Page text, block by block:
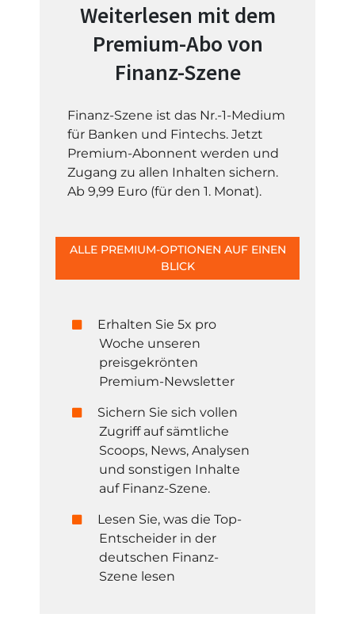
Weiterlesen mit dem
Premium-Abo von
Finanz-Szene
Finanz-Szene ist das Nr.-1-Medium
für Banken und Fintechs. Jetzt
Premium-Abonnent werden und
Zugang zu allen Inhalten sichern.
Ab 9,99 Euro (für den 1. Monat).
ALLE PREMIUM-OPTIONEN AUF EINEN
BLICK
Erhalten Sie 5x pro
Woche unseren
preisgekrönten
Premium-Newsletter
Sichern Sie sich vollen
Zugriff auf sämtliche
Scoops, News, Analysen
und sonstigen Inhalte
auf Finanz-Szene.
Lesen Sie, was die Top-
Entscheider in der
deutschen Finanz-
Szene lesen